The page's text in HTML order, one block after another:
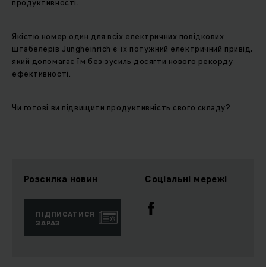
продуктивності.
Якістю номер один для всіх електричних повідкових
штабелерів Jungheinrich є їх потужний електричний привід,
який допомагає їм без зусиль досягти нового рекорду
ефективності.
Чи готові ви підвищити продуктивність свого складу?
Розсилка новин
ПІДПИСАТИСЯ
ЗАРАЗ
Соціальні мережі